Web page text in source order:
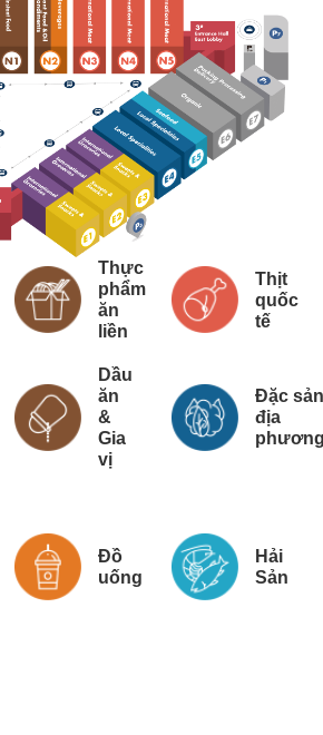
Thực
phẩm
ăn
liền
Thịt
quốc
tế
Dầu
ăn
&
Gia
vị
Đặc
địa
Đồ
uống
Hải
Sản